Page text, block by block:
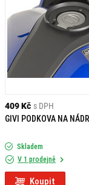
409 Kč s DPH
GIVI PODKOVA NA
Skladem
V 1 prodejně
Koupit